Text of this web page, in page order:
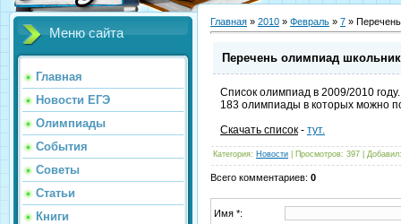
Меню сайта
Главная
Новости ЕГЭ
Олимпиады
События
Советы
Статьи
Книги
Главная » 2010 » Февраль » 7 »
Перечень олимпиад
Список олимпиад в 2009/2010 году.
183 олимпиады в которых можно
Скачать список - тут.
Категория: Новости Просмотров: 397 | Добавил
Всего комментариев: 0
Имя *: